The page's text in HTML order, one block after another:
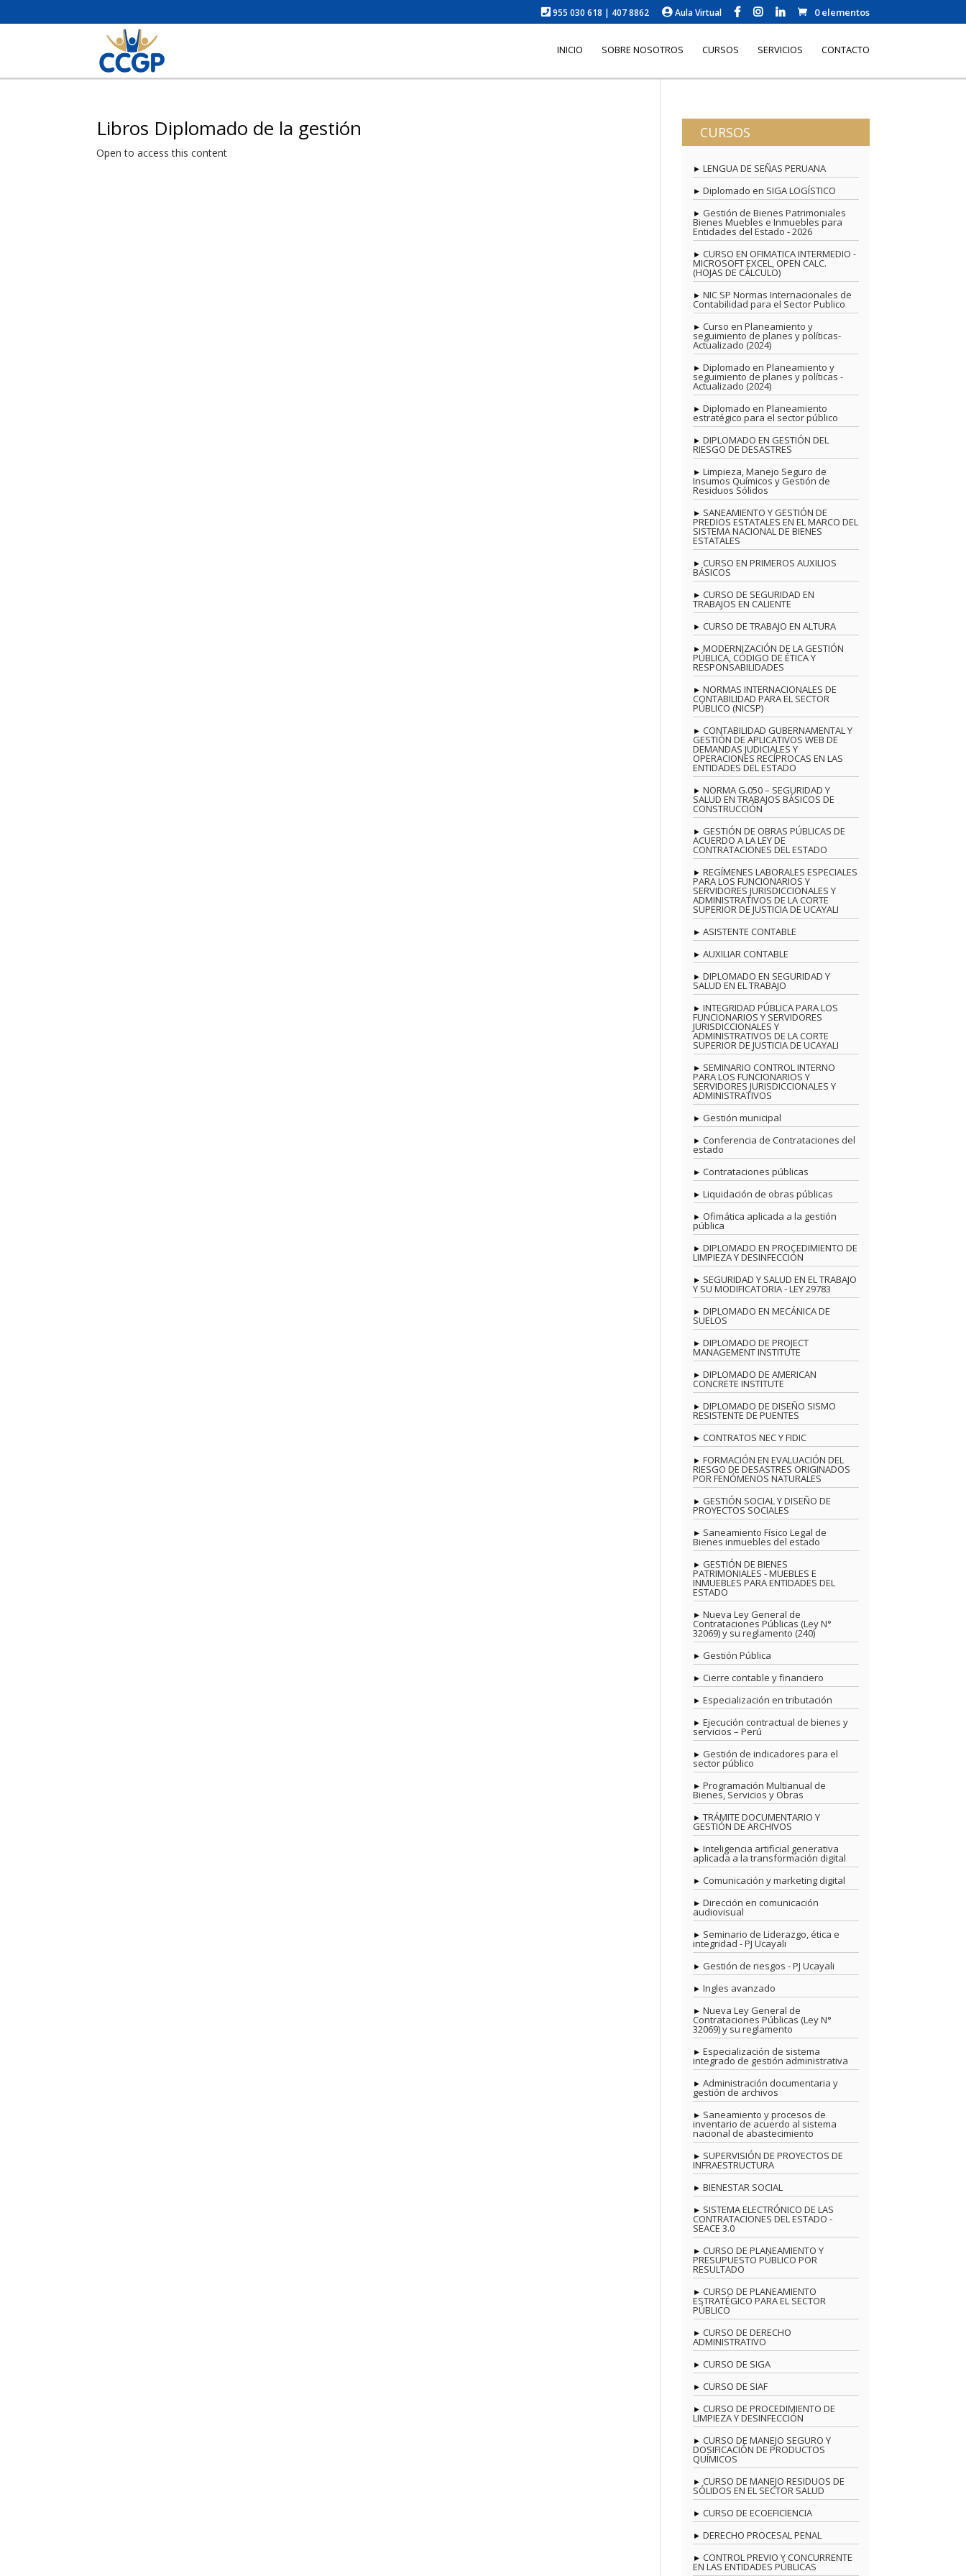
955 030 618 | 407 8862 Aula Virtual 0 elementos
INICIO SOBRE NOSOTROS CURSOS SERVICIOS CONTACTO
Libros Diplomado de la gestión
Open to access this content
CURSOS
LENGUA DE SEÑAS PERUANA
Diplomado en SIGA LOGÍSTICO
Gestión de Bienes Patrimoniales
Bienes Muebles e Inmuebles para
Entidades del Estado - 2026
CURSO EN OFIMATICA INTERMEDIO -
MICROSOFT EXCEL, OPEN CALC.
(HOJAS DE CÁLCULO)
NIC SP Normas Internacionales de
Contabilidad para el Sector Publico
Curso en Planeamiento y
seguimiento de planes y políticas-
Actualizado (2024)
Diplomado en Planeamiento y
seguimiento de planes y políticas -
Actualizado (2024)
Diplomado en Planeamiento
estratégico para el sector público
DIPLOMADO EN GESTIÓN DEL
RIESGO DE DESASTRES
Limpieza, Manejo Seguro de
Insumos Químicos y Gestión de
Residuos Sólidos
SANEAMIENTO Y GESTIÓN DE
PREDIOS ESTATALES EN EL MARCO DEL
SISTEMA NACIONAL DE BIENES
ESTATALES
CURSO EN PRIMEROS AUXILIOS
BÁSICOS
CURSO DE SEGURIDAD EN
TRABAJOS EN CALIENTE
CURSO DE TRABAJO EN ALTURA
MODERNIZACIÓN DE LA GESTIÓN
PÚBLICA, CÓDIGO DE ÉTICA Y
RESPONSABILIDADES
NORMAS INTERNACIONALES DE
CONTABILIDAD PARA EL SECTOR
PÚBLICO (NICSP)
CONTABILIDAD GUBERNAMENTAL Y
GESTIÓN DE APLICATIVOS WEB DE
DEMANDAS JUDICIALES Y
OPERACIONES RECÍPROCAS EN LAS
ENTIDADES DEL ESTADO
NORMA G.050 – SEGURIDAD Y
SALUD EN TRABAJOS BÁSICOS DE
CONSTRUCCIÓN
GESTIÓN DE OBRAS PÚBLICAS DE
ACUERDO A LA LEY DE
CONTRATACIONES DEL ESTADO
REGÍMENES LABORALES ESPECIALES
PARA LOS FUNCIONARIOS Y
SERVIDORES JURISDICCIONALES Y
ADMINISTRATIVOS DE LA CORTE
SUPERIOR DE JUSTICIA DE UCAYALI
ASISTENTE CONTABLE
AUXILIAR CONTABLE
DIPLOMADO EN SEGURIDAD Y
SALUD EN EL TRABAJO
INTEGRIDAD PÚBLICA PARA LOS
FUNCIONARIOS Y SERVIDORES
JURISDICCIONALES Y
ADMINISTRATIVOS DE LA CORTE
SUPERIOR DE JUSTICIA DE UCAYALI
SEMINARIO CONTROL INTERNO
PARA LOS FUNCIONARIOS Y
SERVIDORES JURISDICCIONALES Y
ADMINISTRATIVOS
Gestión municipal
Conferencia de Contrataciones del
estado
Contrataciones públicas
Liquidación de obras públicas
Ofimática aplicada a la gestión
pública
DIPLOMADO EN PROCEDIMIENTO DE
LIMPIEZA Y DESINFECCIÓN
SEGURIDAD Y SALUD EN EL TRABAJO
Y SU MODIFICATORIA - LEY 29783
DIPLOMADO EN MECÁNICA DE
SUELOS
DIPLOMADO DE PROJECT
MANAGEMENT INSTITUTE
DIPLOMADO DE AMERICAN
CONCRETE INSTITUTE
DIPLOMADO DE DISEÑO SISMO
RESISTENTE DE PUENTES
CONTRATOS NEC Y FIDIC
FORMACIÓN EN EVALUACIÓN DEL
RIESGO DE DESASTRES ORIGINADOS
POR FENÓMENOS NATURALES
GESTIÓN SOCIAL Y DISEÑO DE
PROYECTOS SOCIALES
Saneamiento Físico Legal de
Bienes inmuebles del estado
GESTIÓN DE BIENES
PATRIMONIALES - MUEBLES E
INMUEBLES PARA ENTIDADES DEL
ESTADO
Nueva Ley General de
Contrataciones Públicas (Ley N°
32069) y su reglamento (240)
Gestión Pública
Cierre contable y financiero
Especialización en tributación
Ejecución contractual de bienes y
servicios – Perú
Gestión de indicadores para el
sector público
Programación Multianual de
Bienes, Servicios y Obras
TRÁMITE DOCUMENTARIO Y
GESTIÓN DE ARCHIVOS
Inteligencia artificial generativa
aplicada a la transformación digital
Comunicación y marketing digital
Dirección en comunicación
audiovisual
Seminario de Liderazgo, ética e
integridad - PJ Ucayali
Gestión de riesgos - PJ Ucayali
Ingles avanzado
Nueva Ley General de
Contrataciones Públicas (Ley N°
32069) y su reglamento
Especialización de sistema
integrado de gestión administrativa
Administración documentaria y
gestión de archivos
Saneamiento y procesos de
inventario de acuerdo al sistema
nacional de abastecimiento
SUPERVISIÓN DE PROYECTOS DE
INFRAESTRUCTURA
BIENESTAR SOCIAL
SISTEMA ELECTRÓNICO DE LAS
CONTRATACIONES DEL ESTADO -
SEACE 3.0
CURSO DE PLANEAMIENTO Y
PRESUPUESTO PÚBLICO POR
RESULTADO
CURSO DE PLANEAMIENTO
ESTRATÉGICO PARA EL SECTOR
PÚBLICO
CURSO DE DERECHO
ADMINISTRATIVO
CURSO DE SIGA
CURSO DE SIAF
CURSO DE PROCEDIMIENTO DE
LIMPIEZA Y DESINFECCIÓN
CURSO DE MANEJO SEGURO Y
DOSIFICACIÓN DE PRODUCTOS
QUÍMICOS
CURSO DE MANEJO RESIDUOS DE
SÓLIDOS EN EL SECTOR SALUD
CURSO DE ECOEFICIENCIA
DERECHO PROCESAL PENAL
CONTROL PREVIO Y CONCURRENTE
EN LAS ENTIDADES PÚBLICAS